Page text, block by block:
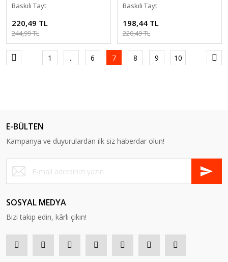
Baskılı Tayt
220,49 TL
244,99 TL
Baskılı Tayt
198,44 TL
220,49 TL
1 .. 6 7 8 9 10
E-BÜLTEN
Kampanya ve duyurulardan ilk siz haberdar olun!
SOSYAL MEDYA
Bizi takip edin, kârlı çıkın!